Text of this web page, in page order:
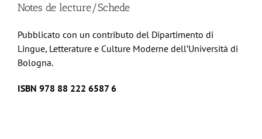
Notes de lecture/Schede
Pubblicato con un contributo del Dipartimento di
Lingue, Letterature e Culture Moderne dell’Università di
Bologna.
ISBN 978 88 222 6587 6